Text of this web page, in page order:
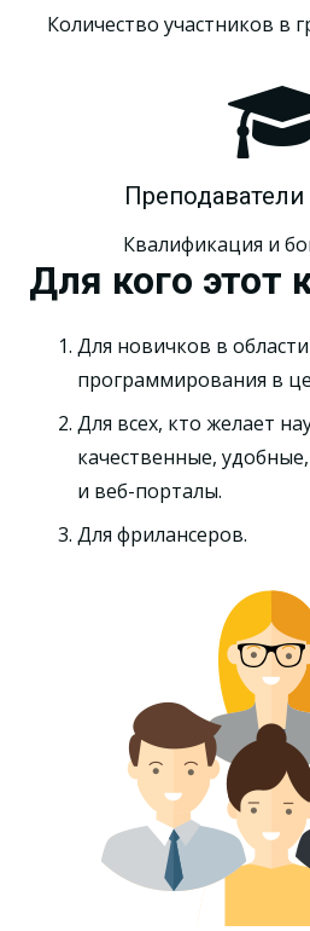
Количество участников в
Преподаватели
Квалификация и
Для кого этот
Для новичков в
программирования в
Для всех, кто желает
качественные,
и веб-порталы.
Для фрилансеров.